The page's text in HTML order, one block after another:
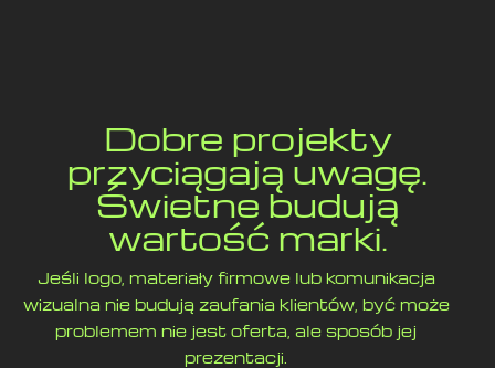
Dobre projekty
przyciągają uwagę.
Świetne budują
wartość marki.
Jeśli logo, materiały firmowe lub komunikacja
wizualna nie budują zaufania klientów, być może
problemem nie jest oferta, ale sposób jej
prezentacji.